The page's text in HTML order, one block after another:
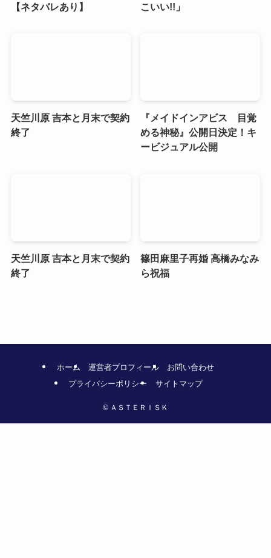
【ネタバレあり】
こいい!!」
天竺川原 吉本と月末で契約
終了
『メイドインアビス 目覚
める神秘』公開日決定！キ
ービジュアル公開
天竺川原 吉本と月末で契約
終了
篠田麻里子再婚 高橋みなみ
ら祝福
ホーム 運営者プロフィール
お問い合わせ
プライバシーポリシー
サイトマップ
© ＡＳＴＥＲＩＳＫ